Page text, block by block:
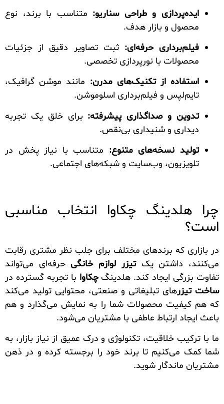
ایده‌پردازی و طراحی سناریو: متناسب با برند، نوع
محصول و بازار هدف.
فیلم‌برداری حرفه‌ای: ثبت تصاویر دقیق از جزئیات
محصولات با نورپردازی تخصصی.
استفاده از تکنیک‌های مدرن: مانند موشن گرافیک،
تایم‌لپس و فیلم‌برداری اسلوموشن.
تدوین و صداگذاری پیشرفته: برای خلق یک تجربه
دیداری و شنیداری بی‌نقص.
تولید نسخه‌های متنوع: متناسب با نیاز پخش در
تلویزیون، وب‌سایت و شبکه‌های اجتماعی.
چرا هلدینگ چکاوا انتخاب مناسبی
است؟
در بازاری که برندهای مختلف برای جلب نظر مشتری رقابت
می‌کنند، داشتن یکتیزر لوازم خانگیحرفه‌ای می‌تواند
تفاوت بزرگی ایجاد کند. هلدینگچکاوا با تجربه گسترده در
ساخت تیزرهای تبلیغاتی و صنعتی، محتوایی تولید می‌کند
که هم کیفیت محصولات شما را به نمایش می‌گذارد و هم
باعث ایجاد ارتباط عاطفی با مشتریان می‌شود.
ما با ترکیب خلاقیت، تکنولوژی و درک عمیق از نیاز بازار، به
شما کمک می‌کنیم تا برند خود را برجسته کرده و در ذهن
مشتریان ماندگار شوید.